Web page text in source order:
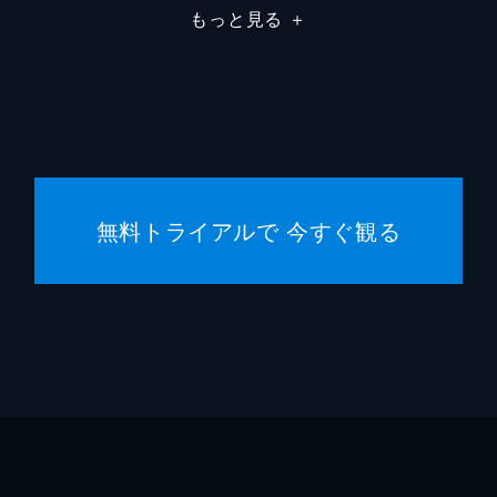
もっと見る ＋
無料トライアルで 今すぐ観る